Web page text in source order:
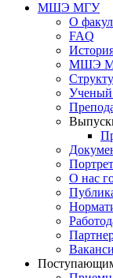
МШЭ МГУ
О
FAQ
МШЭ
Ученый
О нас